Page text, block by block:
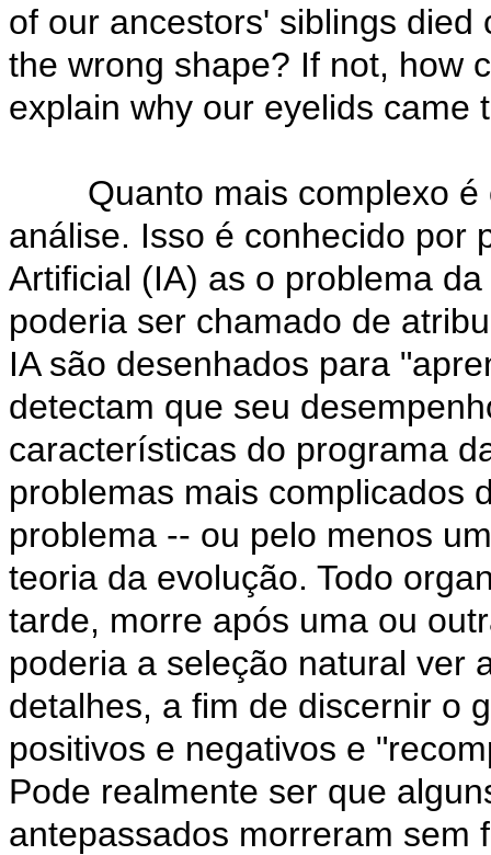
of our ancestors' siblings
the wrong shape? If not, how
explain why our eyelids came
Quanto mais complexo é
análise. Isso é conhecido por
Artificial (IA) as o problema
poderia ser chamado de
IA são desenhados para
detectam que seu
características do programa
problemas mais complicados
problema -- ou pelo menos
teoria da evolução. Todo
tarde, morre após uma ou
poderia a seleção natural ver
detalhes, a fim de discernir o
positivos e negativos e
Pode realmente ser que
antepassados morreram sem